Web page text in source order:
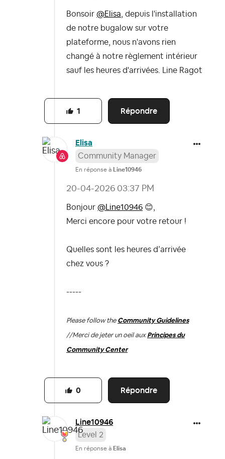
Bonsoir @Elisa , depuis l'installation
de notre bugalow sur votre
plateforme, nous n'avons rien
changé à notre règlement intérieur
sauf les heures d'arrivées. Line Ragot
Répondre
1
Elisa
Community Manager
En réponse à Line10946
‎20-04-2026 03:37 PM
Bonjour @Line10946 😊
Merci encore pour votre retour !
Quelles sont les heures d’arrivée
chez vous ?
-----
Please follow the Community Guidelines
//Merci de jeter un oeil aux Principes du
Community Center
Répondre
0
Line10946
Level 2
En réponse à Elisa